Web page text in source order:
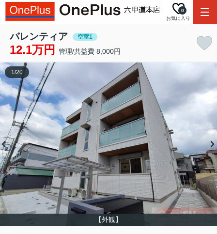
お気に入り
0
バレンティア 空室1
12.1万円 管理/共益費 8,000円
【外観】
1/20